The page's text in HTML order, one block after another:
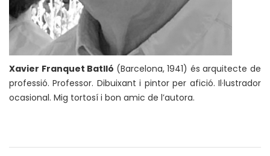
Xavier Franquet Batlló (Barcelona, 1941) és arquitecte de
professió. Professor. Dibuixant i pintor per afició. Il·lustrador
ocasional. Mig tortosí i bon amic de l’autora.